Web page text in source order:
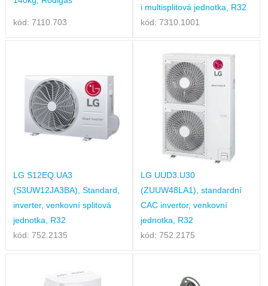
kód: 7110.703
i multisplitová jednotka, R32
kód: 7310.1001
LG S12EQ.UA3
(S3UW12JA3BA), Standard,
inverter, venkovní splitová
jednotka, R32
kód: 752.2135
LG UUD3.U30
(ZUUW48LA1), standardní
CAC invertor, venkovní
jednotka, R32
kód: 752.2175